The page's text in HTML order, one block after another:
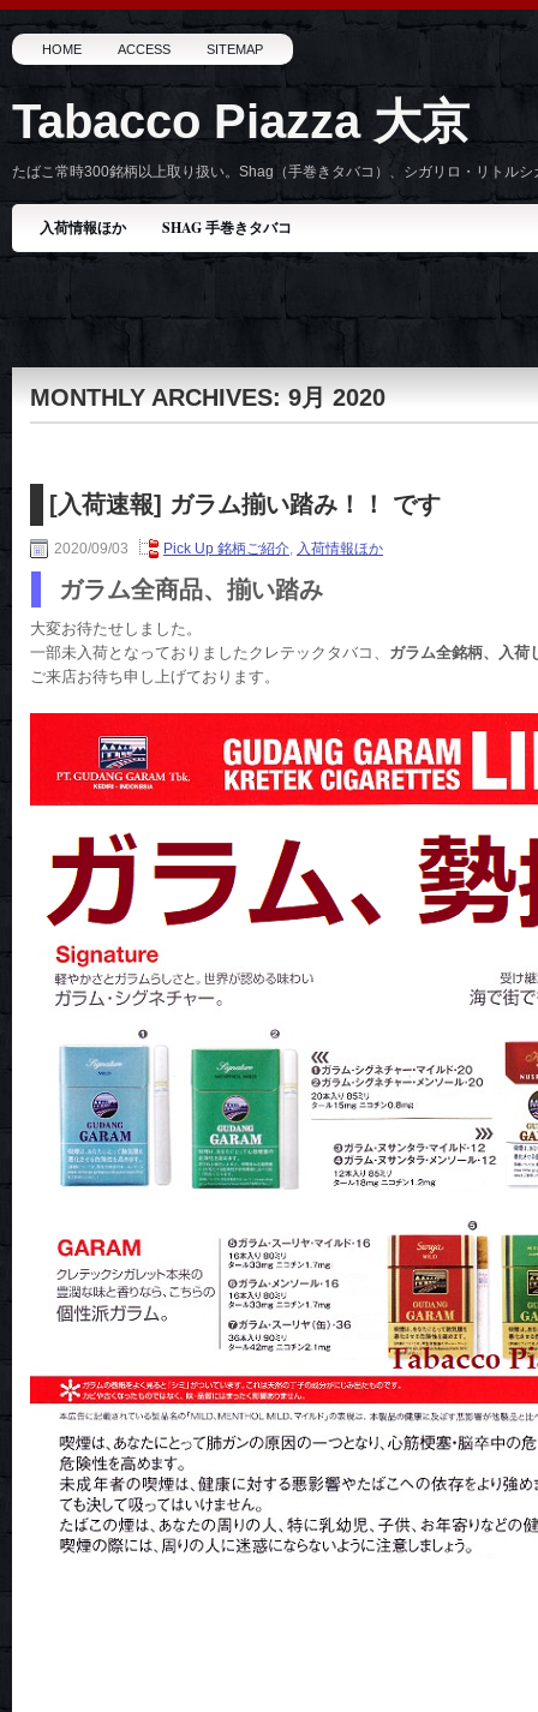
HOME ACCESS SITEMAP
Tabacco Piazza 大京
たばこ常時300銘柄以上取り扱い。Shag（手巻きタバコ）、シガリロ・リトル
入荷情報ほか SHAG 手巻きタバコ
MONTHLY ARCHIVES: 9月 2020
[入荷速報] ガラム揃い踏み！！ です
2020/09/03 Pick Up 銘柄ご紹介, 入荷情報ほか
ガラム全商品、揃い踏み
大変お待たせしました。
一部未入荷となっておりましたクレテックタバコ、 ガラム全銘柄、入荷
ご来店お待ち申し上げております。